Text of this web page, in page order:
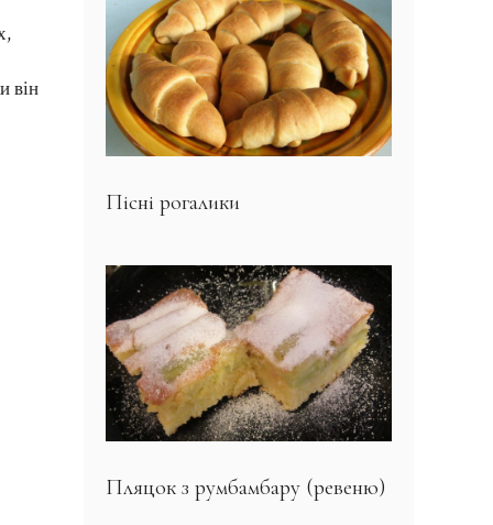
він
Пісні рогалики
Пляцок з румбамбару (ревеню)